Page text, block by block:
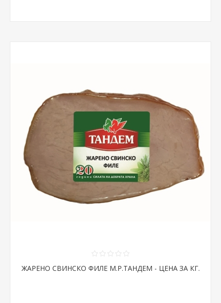
ЖАРЕНО СВИНСКО ФИЛЕ М.Р.ТАНДЕМ - ЦЕНА ЗА КГ.